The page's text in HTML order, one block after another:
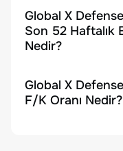
Global X
Son 52 Haftalık
Nedir?
Global X
F/K Oranı Nedir?